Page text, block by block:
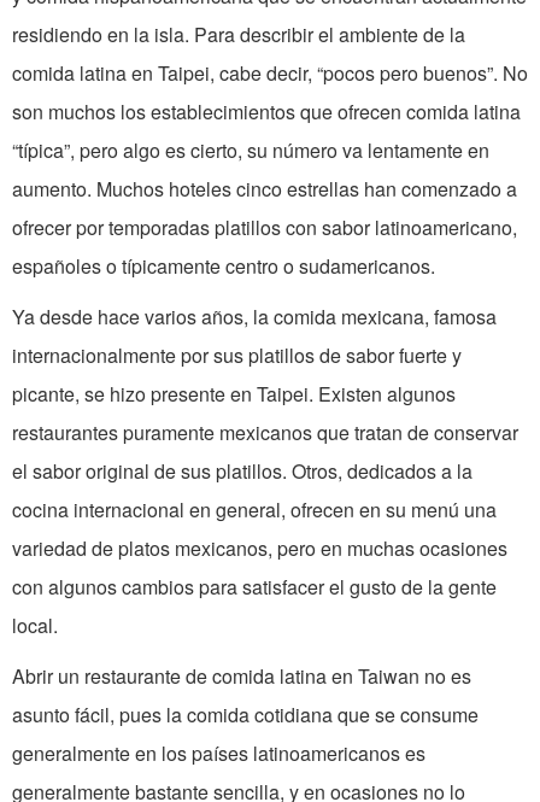
residiendo en la isla. Para describir el ambiente de la
comida latina en Taipei, cabe decir, “pocos pero buenos”. No
son muchos los establecimientos que ofrecen comida latina
“típica”, pero algo es cierto, su número va lentamente en
aumento. Muchos hoteles cinco estrellas han comenzado a
ofrecer por temporadas platillos con sabor latinoamericano,
españoles o típicamente centro o sudamericanos.
Ya desde hace varios años, la comida mexicana, famosa
internacionalmente por sus platillos de sabor fuerte y
picante, se hizo presente en Taipei. Existen algunos
restaurantes puramente mexicanos que tratan de conservar
el sabor original de sus platillos. Otros, dedicados a la
cocina internacional en general, ofrecen en su menú una
variedad de platos mexicanos, pero en muchas ocasiones
con algunos cambios para satisfacer el gusto de la gente
local.
Abrir un restaurante de comida latina en Taiwan no es
asunto fácil, pues la comida cotidiana que se consume
generalmente en los países latinoamericanos es
generalmente bastante sencilla, y en ocasiones no lo